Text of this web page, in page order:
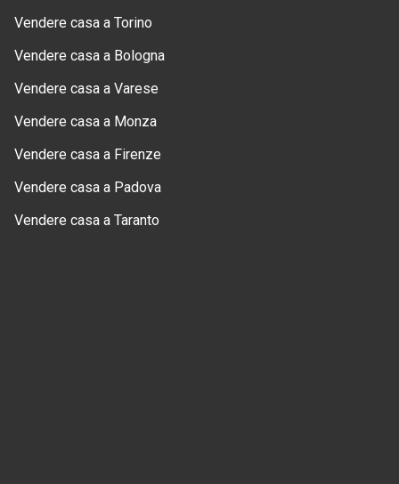
Vendere casa a Torino
Vendere casa a Bologna
Vendere casa a Varese
Vendere casa a Monza
Vendere casa a Firenze
Vendere casa a Padova
Vendere casa a Taranto